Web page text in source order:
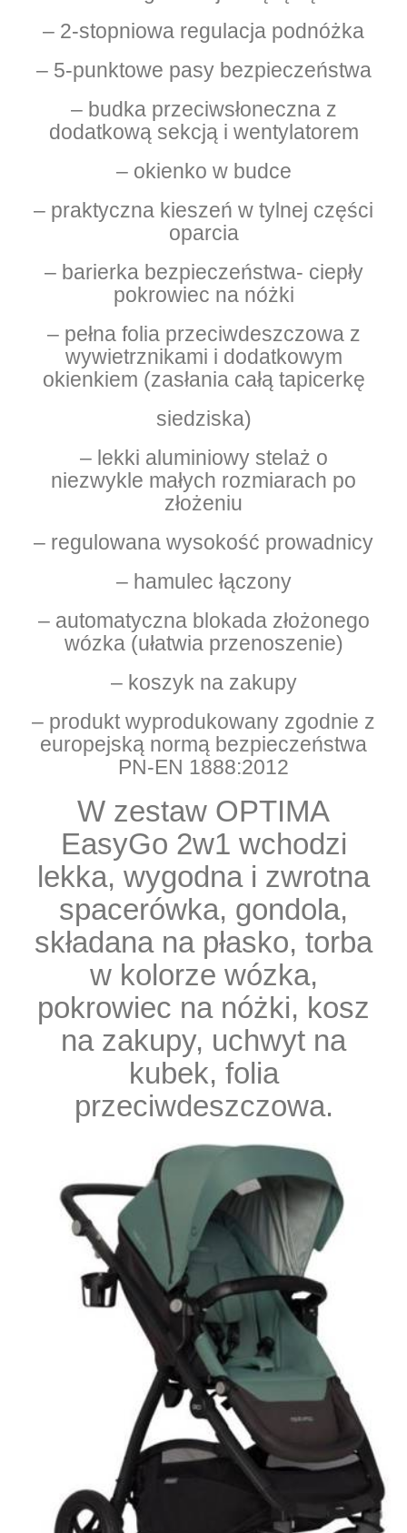
– 2-stopniowa regulacja podnóżka
– 5-punktowe pasy bezpieczeństwa
– budka przeciwsłoneczna z
dodatkową sekcją i wentylatorem
– okienko w budce
– praktyczna kieszeń w tylnej części
oparcia
– barierka bezpieczeństwa- ciepły
pokrowiec na nóżki
– pełna folia przeciwdeszczowa z
wywietrznikami i dodatkowym
okienkiem (zasłania całą tapicerkę
siedziska)
– lekki aluminiowy stelaż o
niezwykle małych rozmiarach po
złożeniu
– regulowana wysokość prowadnicy
– hamulec łączony
– automatyczna blokada złożonego
wózka (ułatwia przenoszenie)
– koszyk na zakupy
– produkt wyprodukowany zgodnie z
europejską normą bezpieczeństwa
PN-EN 1888:2012
W zestaw OPTIMA
EasyGo 2w1 wchodzi
lekka, wygodna i zwrotna
spacerówka, gondola,
składana na płasko, torba
w kolorze wózka,
pokrowiec na nóżki, kosz
na zakupy, uchwyt na
kubek, folia
przeciwdeszczowa.